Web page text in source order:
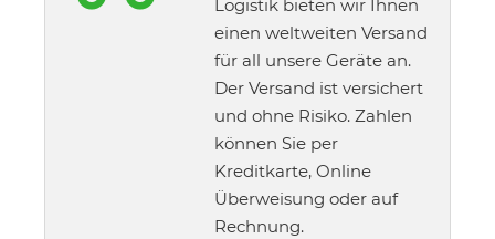
Logistik bieten wir Ihnen
einen weltweiten Versand
für all unsere Geräte an.
Der Versand ist versichert
und ohne Risiko. Zahlen
können Sie per
Kreditkarte, Online
Überweisung oder auf
Rechnung.